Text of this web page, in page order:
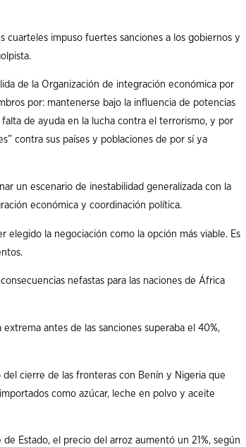
cuarteles impuso fuertes sanciones a los gobiernos y
de la Organización de integración económica por
por: mantenerse bajo la influencia de potencias
de ayuda en la lucha contra el terrorismo, y por
contra sus países y poblaciones de por sí ya
un escenario de inestabilidad generalizada con la
económica y coordinación política.
elegido la negociación como la opción más viable. Es
nefastas para las naciones de África
antes de las sanciones superaba el 40%,
cierre de las fronteras con Benín y Nigeria que
como azúcar, leche en polvo y aceite
Estado, el precio del arroz aumentó un 21%, según